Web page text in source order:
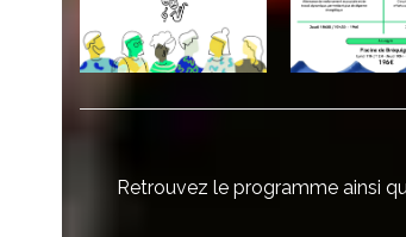
Retrouvez le programme ainsi